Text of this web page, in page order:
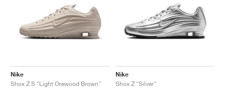
Nike
Shox Z S "Light Orewood Brown"
Nike
Shox Z "Silver"